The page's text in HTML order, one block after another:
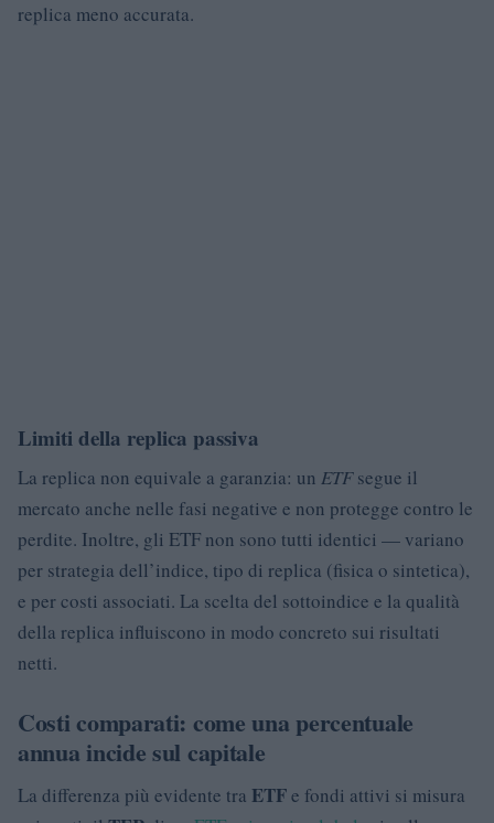
replica meno accurata.
Limiti della replica passiva
La replica non equivale a garanzia: un ETFsegue il
mercato anche nelle fasi negative e non protegge contro le
perdite. Inoltre, gli ETF non sono tutti identici — variano
per strategia dell’indice, tipo di replica (fisica o sintetica),
e per costi associati. La scelta del sottoindice e la qualità
della replica influiscono in modo concreto sui risultati
netti.
Costi comparati: come una percentuale
annua incide sul capitale
La differenza più evidente tra ETFe fondi attivi si misura